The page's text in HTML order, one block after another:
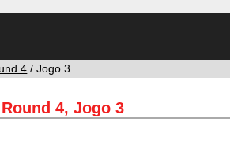
4 / Jogo 3
4, Jogo 3